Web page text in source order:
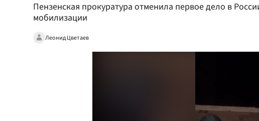
Пензенская прокуратура отменила первое дело в
мобилизации
Леонид Цветаев